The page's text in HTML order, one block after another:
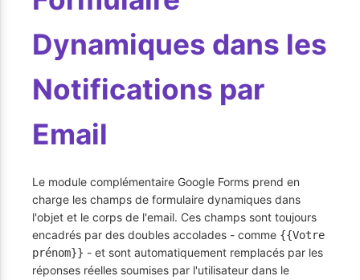
Dynamiques dans les
Notifications par
Email
Le module complémentaire Google Forms prend en
charge les champs de formulaire dynamiques dans
l'objet et le corps de l'email. Ces champs sont toujours
encadrés par des doubles accolades - comme {{Votre
prénom}} - et sont automatiquement remplacés par les
réponses réelles soumises par l'utilisateur dans le